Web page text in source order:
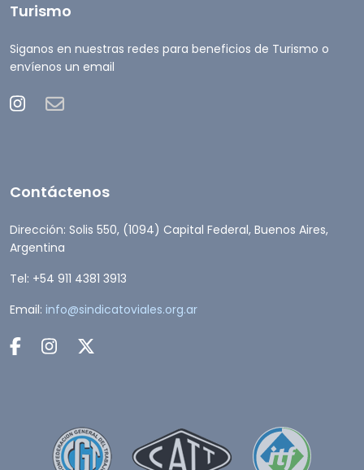
Turismo
Siganos en nuestras redes para beneficios de Turismo o
envíenos un email
Contáctenos
Dirección: Solis 550, (1094) Capital Federal, Buenos Aires,
Argentina
Tel: +54 911 4381 3913
Email: info@sindicatoviales.org.ar